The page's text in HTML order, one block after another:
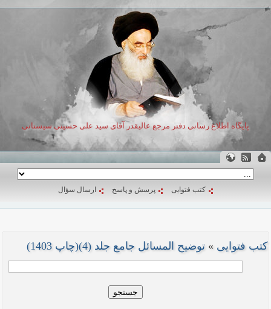
پایگاه اطلاع رسانی دفتر مرجع عالیقدر آقای سید علی حسینی سیستانی
کتب فتوایی پرسش و پاسخ ارسال سؤال
کتب فتوایی » توضیح المسائل جامع جلد (4)(چاپ 1403)
جستجو